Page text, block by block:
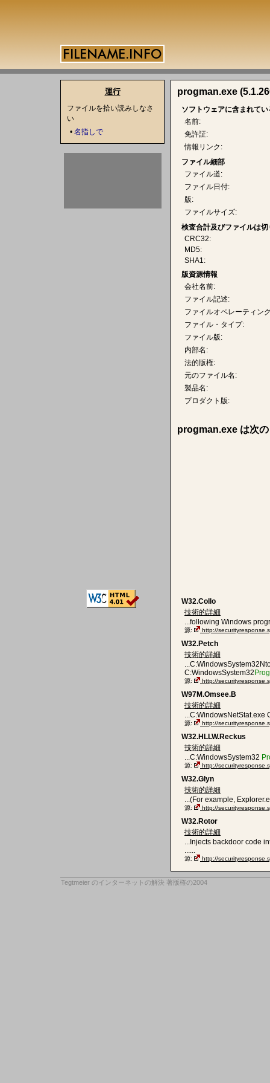
progman.exe
ソフトウェアに含まれてい
名前:
免許証:
情報リンク:
ファイル細部
ファイル道:
ファイル日付:
版:
ファイルサイズ:
検査合計及びファイルは切
CRC32:
MD5:
SHA1:
版資源情報
会社名前:
ファイル記述:
ファイルオペレーティン
ファイル・タイプ:
ファイル版:
内部名:
法的版権:
元のファイル名:
製品名:
プロダクト版:
progman.exe は次
W32.Collo
技術的詳細
...following Windows
源: http://
W32.Petch
技術的詳細
C:WindowsSystem32
源: http://
W97M.Omsee.B
技術的詳細
...C:WindowsNetStat.exe
源: http://
W32.HLLW.Reckus
技術的詳細
...C:WindowsSystem32
源: http://
W32.Glyn
技術的詳細
...(For example,
源: http://
W32.Rotor
技術的詳細
...Injects backdoor code
源: http://
運行
ファイルを拾い読みしなさ
い
• 名指しで
Tegtmeier のインターネットの解決 著版権の2004